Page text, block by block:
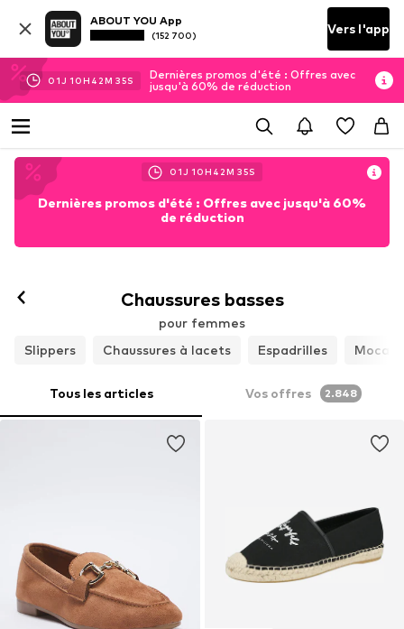
ABOUT YOU App
(152 700) Vers l'app
01J 10H 42M 33S
Dernières promos d'été : Offres avec
jusqu'à 60% de réduction
01J 10H 42M 33S
Dernières promos d'été : Offres avec jusqu'à 60%
de réduction
Chaussures basses
pour femmes
Slippers
Chaussures à lacets Espadrilles
Tous les articles Vos offres 2.848